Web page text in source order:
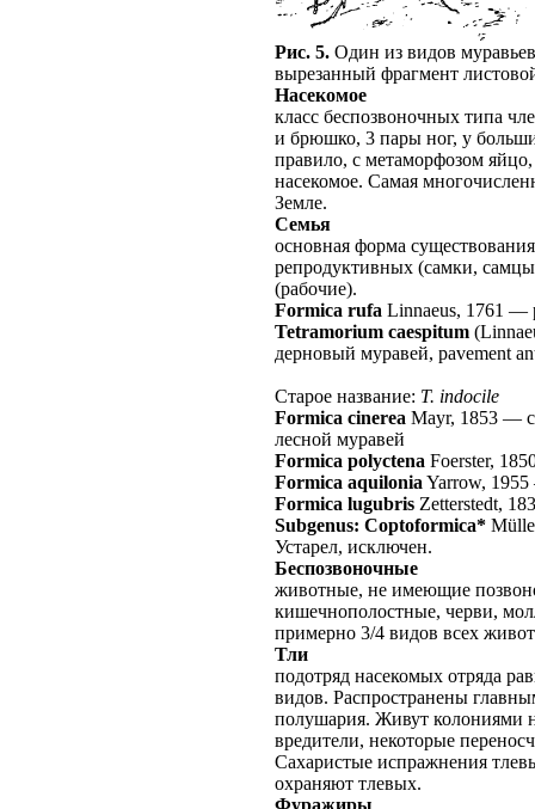
Рис. 5. Один из видов
вырезанный фрагмент
Насекомое
класс беспозвоночных типа
и брюшко, 3 пары ног, у
правило, с метаморфозом
насекомое. Самая
Земле.
Семья
основная форма
репродуктивных (самки,
(рабочие).
Formica rufa Linnaeus, 1761 —
Tetramorium caespitum
дерновый муравей, pavement
Старое название: T. indocile
Formica cinerea Mayr, 1853 —
лесной муравей
Formica polyctena Foerster,
Formica aquiloniaYarrow, 1955
Formica lugubris Zetterstedt,
Subgenus: Coptoformica*
Устарел, исключен.
Беспозвоночные
животные, не имеющие
кишечнополостные, черви,
примерно 3/4 видов всех
Тли
подотряд насекомых отряда
видов. Распространены
полушария. Живут колониями
вредители, некоторые
Сахаристые испражнения
охраняют тлевых.